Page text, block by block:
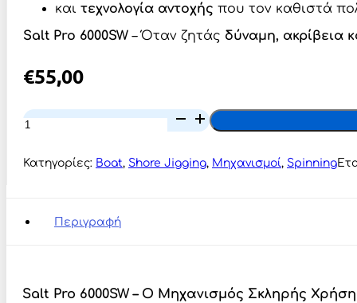
και τεχνολογία αντοχής που τον καθιστά
Salt Pro 6000SW – Όταν ζητάς δύναμη, ακρίβεια
€55,00
Oceanic
Team
Pro
6000SW
Κατηγορίες: Boat, Shore Jigging, Μηχανισμοί, Spinning
Περιγραφή
Salt Pro 6000SW – Ο Μηχανισμός Σκληρής